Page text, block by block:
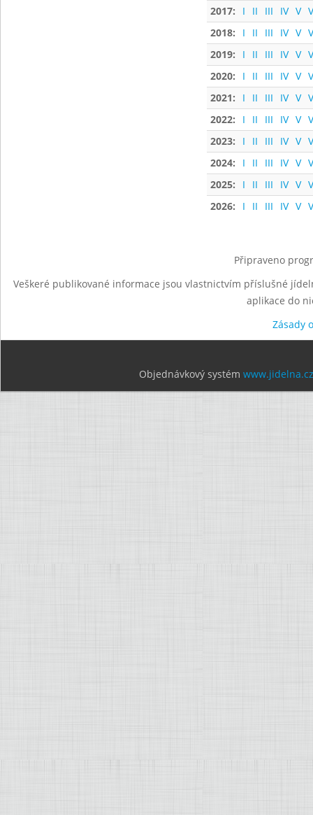
2017:
I II III IV V
2018:
I II III IV V
2019:
I II III IV V
2020:
I II III IV V
2021:
I II III IV V
2022:
I II III IV V
2023:
I II III IV V
2024:
I II III IV V
2025:
I II III IV V
2026:
I II III IV V
Připraveno
Veškeré publikované informace jsou vlastnictvím příslušné
aplikace do
Zásady
Objednávkový systém www.jidelna.cz